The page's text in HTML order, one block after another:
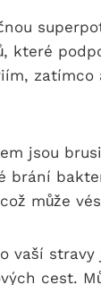
které
zatímco
jsou
brání
může
vaší
cest.